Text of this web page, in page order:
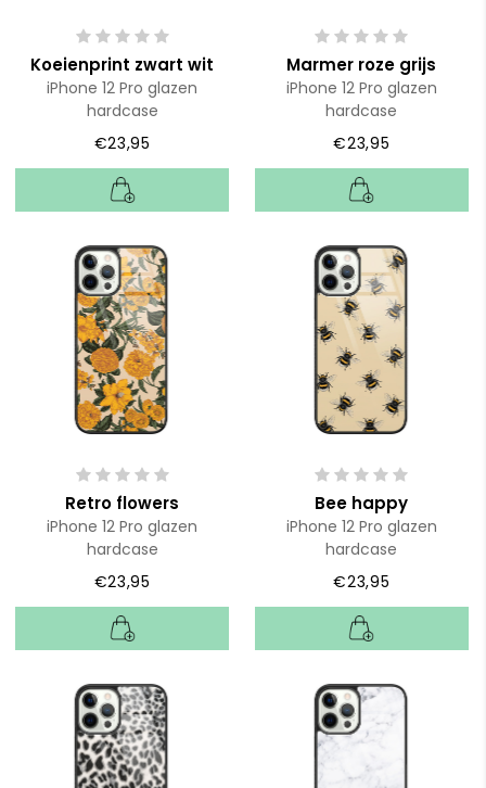
Koeienprint zwart wit
iPhone 12 Pro glazen
hardcase
€23,95
Marmer roze grijs
iPhone 12 Pro glazen
hardcase
€23,95
Retro flowers
iPhone 12 Pro glazen
hardcase
€23,95
Bee happy
iPhone 12 Pro glazen
hardcase
€23,95